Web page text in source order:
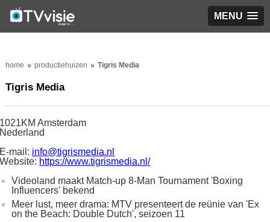
MENU
home productiehuizen Tigris Media
Tigris Media
1021KM Amsterdam
Nederland
E-mail: info@tigrismedia.nl
Website: https://www.tigrismedia.nl/
Videoland maakt Match-up 8-Man Tournament 'Boxing
Influencers' bekend
Meer lust, meer drama: MTV presenteert de reünie van 'Ex
on the Beach: Double Dutch', seizoen 11